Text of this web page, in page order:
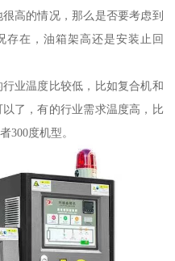
高的情况，那么是否要考虑到
存在，油箱架高还是安装止回
业温度比较低，比如复合机和
了，有的行业需求温度高，比
300度机型。